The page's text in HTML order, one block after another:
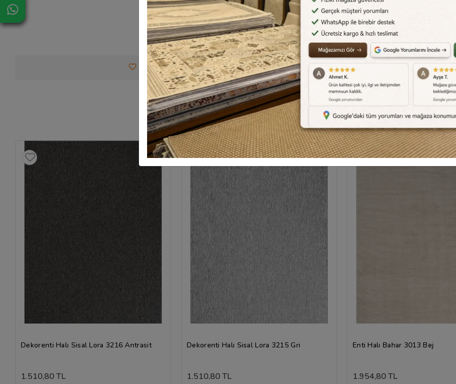
Destek Merkezi
0540 001 51 51
Favorilerime Ekle Tavsiye Et Yorum Yaz Karşılaştır
Benzer Ürünler
Dekorenti Halı Sisal Lora 3216 Antrasit
1.510,80 TL
Dekorenti Halı Sisal Lora 3215 Gri
1.510,80 TL
Enti Halı Bahar 3013 Bej
1.954,80 TL